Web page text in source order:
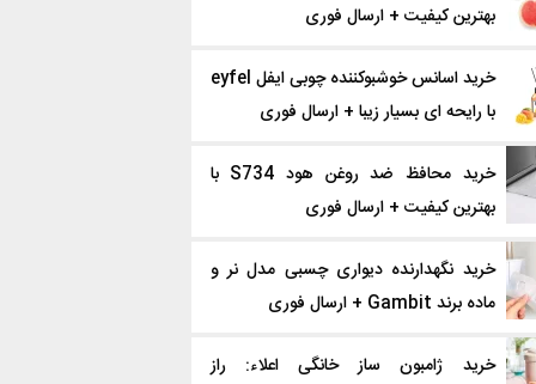
بهترین کیفیت + ارسال فوری
خرید اسانس خوشبوکننده چوبی ایفل eyfel
با رایحه ای بسیار زیبا + ارسال فوری
خرید محافظ ضد روغن هود S734 با
بهترین کیفیت + ارسال فوری
خرید نگهدارنده دیواری چسبی مدل نر و
ماده برند Gambit + ارسال فوری
خرید ژامبون ساز خانگی اعلاء: راز